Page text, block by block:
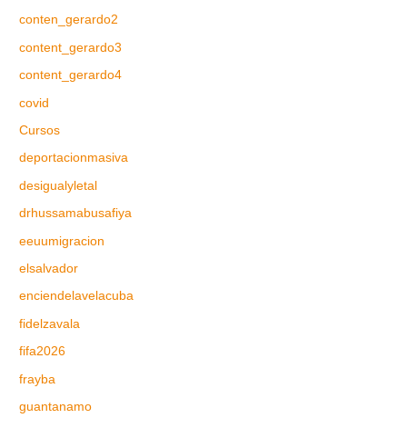
conten_gerardo2
content_gerardo3
content_gerardo4
covid
Cursos
deportacionmasiva
desigualyletal
drhussamabusafiya
eeuumigracion
elsalvador
enciendelavelacuba
fidelzavala
fifa2026
frayba
guantanamo